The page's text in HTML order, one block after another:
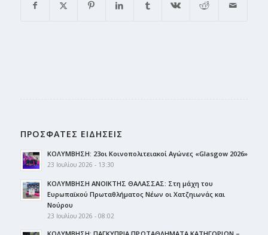
ΠΡΟΣΦΑΤΕΣ ΕΙΔΗΣΕΙΣ
ΚΟΛΥΜΒΗΣΗ: 23οι Κοινοπολιτειακοί Αγώνες «Glasgow 2026»
23 Ιουλίου 2026 - 13:30
ΚΟΛΥΜΒΗΣΗ ΑΝΟΙΚΤΗΣ ΘΑΛΑΣΣΑΣ: Στη μάχη του
Ευρωπαϊκού Πρωταθλήματος Νέων οι Χατζηιωνάς και
Νούρου
23 Ιουλίου 2026 - 08:02